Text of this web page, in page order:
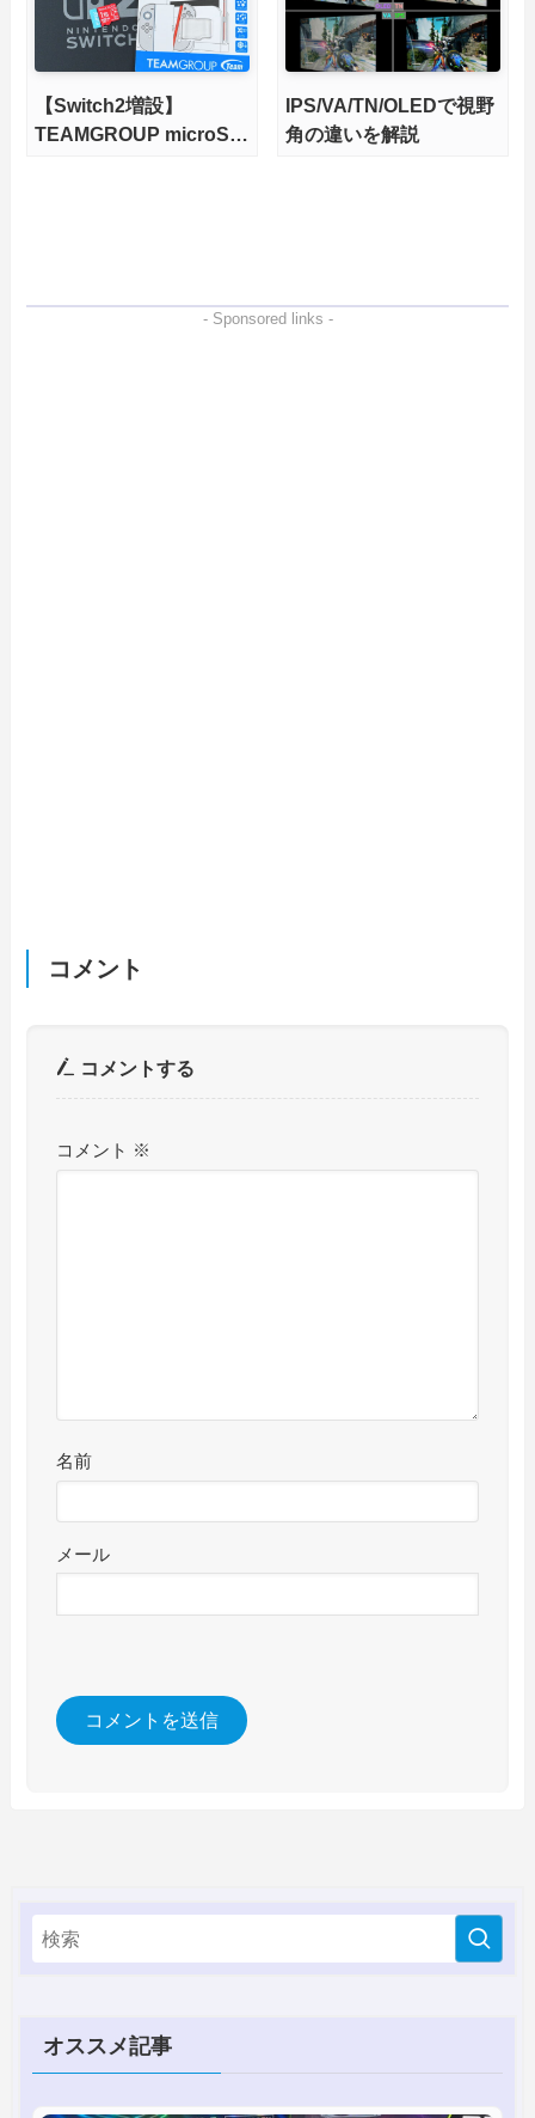
【Switch2増設】
TEAMGROUP microSD
IPS/VA/TN/OLEDで視野
角の違いを解説
- Sponsored links -
コメント
コメントする
コメント ※
名前
メール
オススメ記事